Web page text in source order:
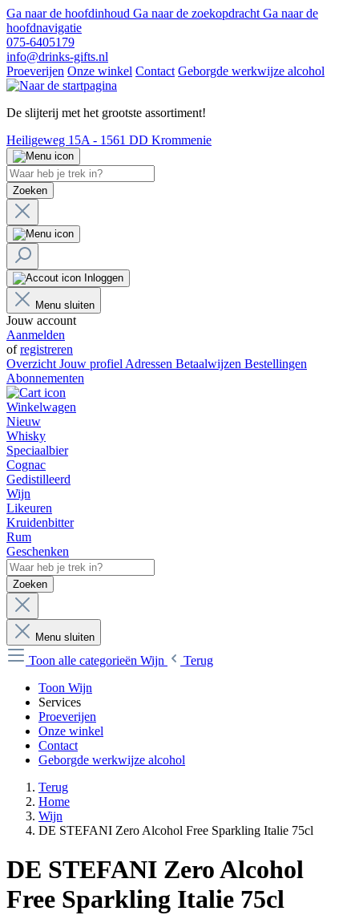
Ga naar de hoofdinhoud Ga naar de zoekopdracht Ga naar de
hoofdnavigatie
075-6405179
info@drinks-gifts.nl
Proeverijen Onze winkel Contact Geborgde werkwijze alcohol
De slijterij met het grootste assortiment!
Heiligeweg 15A - 1561 DD Krommenie
Zoeken
Inloggen
Menu sluiten
Jouw account
Aanmelden
ofregistreren
Overzicht Jouw profiel Adressen Betaalwijzen Bestellingen
Abonnementen
Winkelwagen
Nieuw
Whisky
Speciaalbier
Cognac
Gedistilleerd
Wijn
Likeuren
Kruidenbitter
Rum
Geschenken
Zoeken
Menu sluiten
Toon alle categorieën Wijn
Terug
Toon Wijn
Services
Proeverijen
Onze winkel
Contact
Geborgde werkwijze alcohol
Terug
Home
Wijn
DE STEFANI Zero Alcohol Free Sparkling Italie 75cl
DE STEFANI Zero Alcohol
Free Sparkling Italie 75cl